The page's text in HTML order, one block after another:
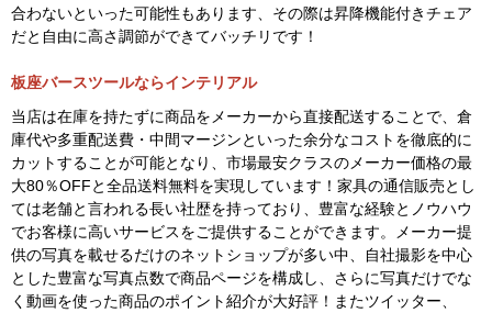
合わないといった可能性もあります、その際は昇降機能付きチェア
だと自由に高さ調節ができてバッチリです！
板座バースツールならインテリアル
当店は在庫を持たずに商品をメーカーから直接配送することで、倉
庫代や多重配送費・中間マージンといった余分なコストを徹底的に
カットすることが可能となり、市場最安クラスのメーカー価格の最
大80％OFFと全品送料無料を実現しています！家具の通信販売とし
ては老舗と言われる長い社歴を持っており、豊富な経験とノウハウ
でお客様に高いサービスをご提供することができます。メーカー提
供の写真を載せるだけのネットショップが多い中、自社撮影を中心
とした豊富な写真点数で商品ページを構成し、さらに写真だけでな
く動画を使った商品のポイント紹介が大好評！またツイッター、